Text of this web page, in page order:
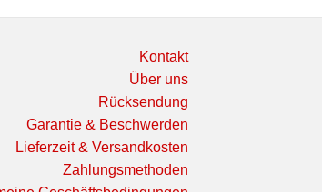
Kontakt
Über uns
Rücksendung
Garantie & Beschwerden
Lieferzeit & Versandkosten
Zahlungsmethoden